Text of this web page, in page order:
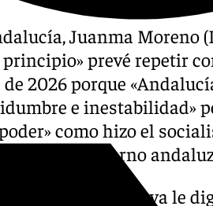
Juanma Moreno
principio» prevé repetir
2026 porque
e inestabilidad»
como hizo el
del Gobierno
estuvo Chaves ya le